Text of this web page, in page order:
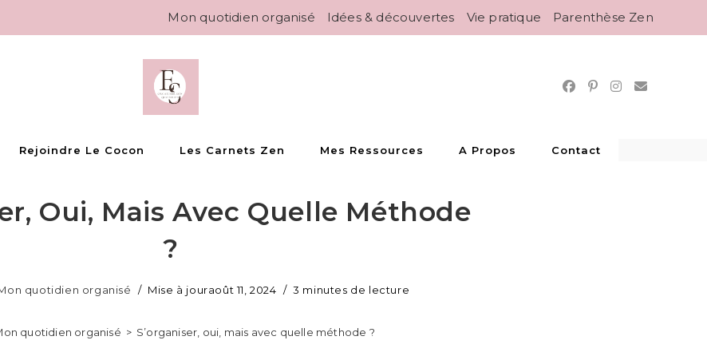
Mon quotidien organisé Idées & découvertes Vie pratique Parenthèse Zen
Rejoindre Le Cocon Les Carnets Zen Mes Ressources A Propos Contact
Oui, Mais Avec Quelle Méthode
?
quotidien organisé Mise à jouraoût 11, 2024 3 minutes de lecture
quotidien organisé > S’organiser, oui, mais avec quelle méthode ?